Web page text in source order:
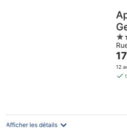
3.5
of
5
Le
est
12
Afficher les détails